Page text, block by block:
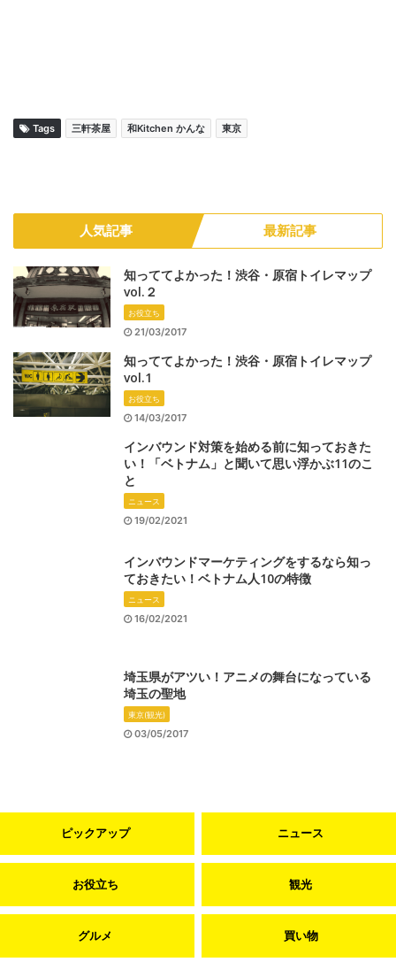
Tags 三軒茶屋 和Kitchen かんな 東京
人気記事 最新記事
知っててよかった！渋谷・原宿トイレマップ
vol.２
お役立ち
21/03/2017
知っててよかった！渋谷・原宿トイレマップ
vol.1
お役立ち
14/03/2017
インバウンド対策を始める前に知っておきた
い！「ベトナム」と聞いて思い浮かぶ11のこ
と
ニュース
19/02/2021
インバウンドマーケティングをするなら知っ
ておきたい！ベトナム人10の特徴
ニュース
16/02/2021
埼玉県がアツい！アニメの舞台になっている
埼玉の聖地
東京(観光)
03/05/2017
ピックアップ ニュース
お役立ち 観光
グルメ 買い物